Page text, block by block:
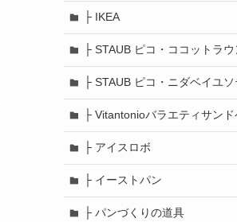
├ IKEA
├ STAUB ピコ・ココットラウ
├ STAUB ピコ・ニダベイユ
├ Vitantonioバラエティサン
├ アイスロボ
├ イーストパン
├ パンづくりの道具